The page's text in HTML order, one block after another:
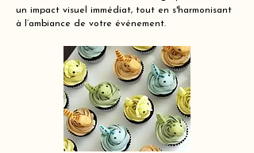
un impact visuel immédiat, tout en s'harmonisant
à l’ambiance de votre événement.